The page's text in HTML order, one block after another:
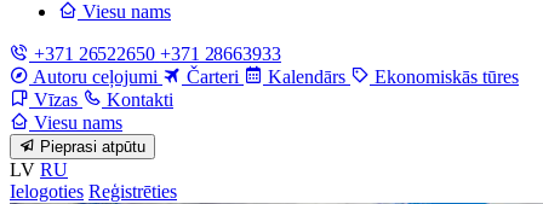
Viesu nams
+371 26522650 +371 28663933
Autoru ceļojumi
Čarteri Kalendārs
Ekonomiskās tūres
Vīzas
Kontakti
Viesu nams
Pieprasi atpūtu
LV RU
Ielogoties Reģistrēties